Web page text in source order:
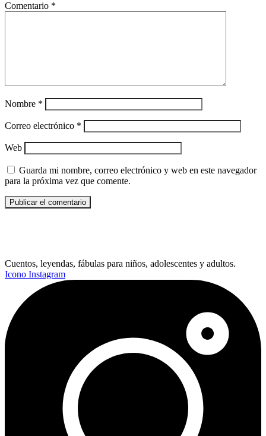
Comentario *
Nombre *
Correo electrónico *
Web
Guarda mi nombre, correo electrónico y web en este navegador
para la próxima vez que comente.
Cuentos, leyendas, fábulas para niños, adolescentes y adultos.
Icono Instagram